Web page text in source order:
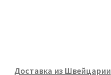
Доставка из Швейцарии